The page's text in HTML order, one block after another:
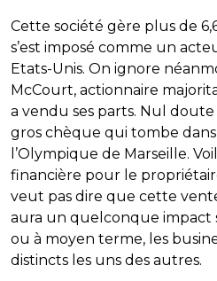
Cette société gère plus de
s’est imposé comme un
Etats-Unis. On ignore
McCourt, actionnaire
a vendu ses parts. Nul
gros chèque qui tombe
l’Olympique de Marseille.
financière pour le
veut pas dire que cette
aura un quelconque impact
ou à moyen terme, les
distincts les uns des autres.